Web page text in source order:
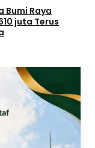
Bumi Raya
juta Terus